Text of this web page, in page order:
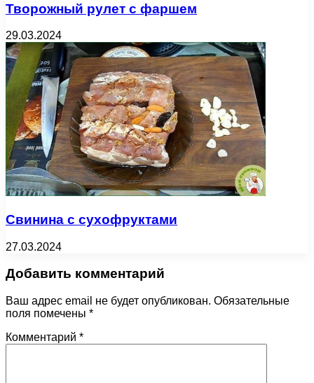
Творожный рулет с фаршем
29.03.2024
Свинина с сухофруктами
27.03.2024
Добавить комментарий
Ваш адрес email не будет опубликован. Обязательные
поля помечены *
Комментарий *